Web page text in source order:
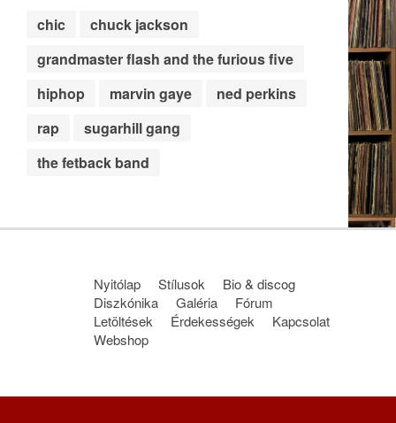
chic
chuck jackson
grandmaster flash and the furious five
hiphop
marvin gaye
ned perkins
rap
sugarhill gang
the fetback band
Nyitólap Stílusok
Bio & discog
Diszkónika
Galéria
Fórum
Letöltések
Érdekességek
Kapcsolat
Webshop